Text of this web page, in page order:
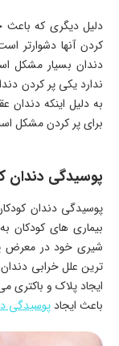
دلیل دیگری که
کردن آنها
دندان بسیار مشکل
ندارد یکی پر کردن
به دلیل اینکه دندان
برای پر کردن مشکل
پوسیدگی دندان
بیماری‌ های کودکان
شیری خود در معرض
ترین علل خرابی
ایجاد پلاک و
باعث ایجاد پوسیدگی